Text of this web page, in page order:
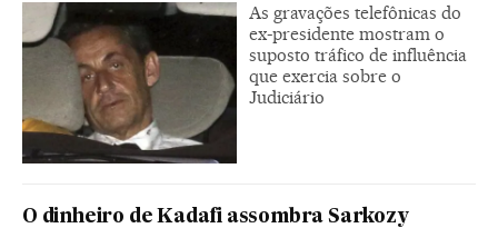
As gravações telefônicas do
ex-presidente mostram o
suposto tráfico de influência
que exercia sobre o
Judiciário
O dinheiro de Kadafi assombra Sarkozy